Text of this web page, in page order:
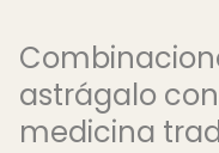
astrágalo
medicina